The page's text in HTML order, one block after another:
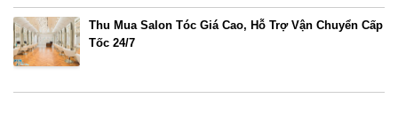
Thu Mua Salon Tóc Giá Cao, Hỗ Trợ Vận Chuyển Cấp
Tốc 24/7